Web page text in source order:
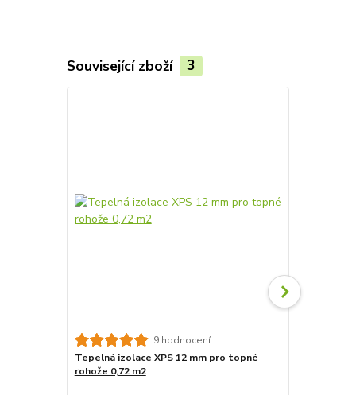
Související zboží 3
9 hodnocení
Tepelná izolace XPS 12 mm pro topné
rohože 0,72 m2